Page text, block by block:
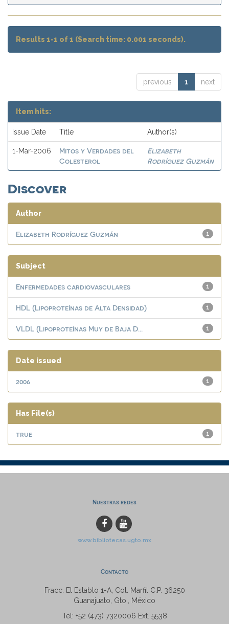
Results 1-1 of 1 (Search time: 0.001 seconds).
previous 1 next
Item hits:
Issue Date Title Author(s)
1-Mar-2006
Mitos y Verdades del
Colesterol
Elizabeth
Rodríguez Guzmán
Discover
Author
1
Elizabeth Rodríguez Guzmán
Subject
1
Enfermedades cardiovasculares
1
HDL (Lipoproteínas de Alta Densidad)
1
VLDL (Lipoproteínas Muy de Baja D...
Date issued
1
2006
Has File(s)
1
true
Nuestras redes
www.bibliotecas.ugto.mx
Contacto
Fracc. El Establo 1-A, Col. Marfil C.P. 36250
Guanajuato, Gto., México
Tel: +52 (473) 7320006 Ext. 5538